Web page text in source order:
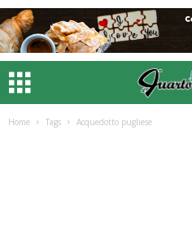
Home Tags Acquedotto pugliese